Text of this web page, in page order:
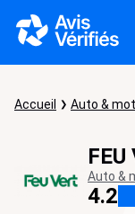
Accueil Auto &
FEU
Auto &
4.2